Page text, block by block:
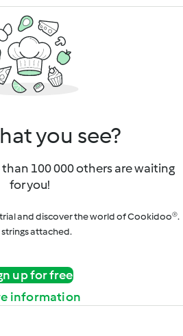
you see?
100 000 others are waiting
for you!
and discover the world of Cookidoo®.
strings attached.
up for free
information